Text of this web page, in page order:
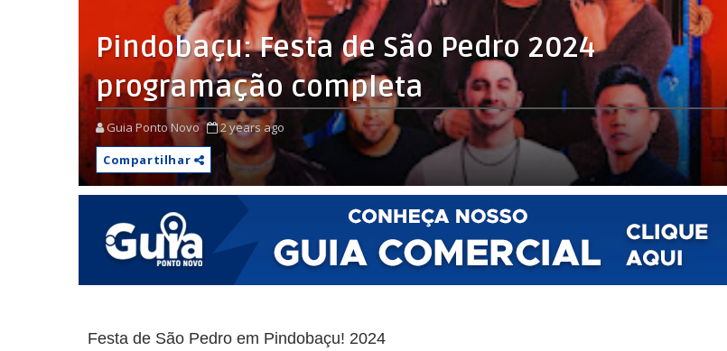
Pindobaçu: Festa de São Pedro 2024
programação completa
Guia Ponto Novo
2 years ago
Compartilhar
Festa de São Pedro em Pindobaçu! 2024